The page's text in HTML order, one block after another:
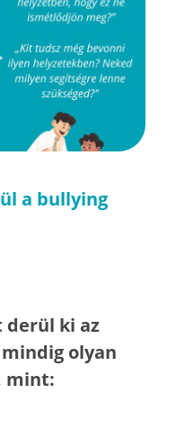
a bullying
derül ki az
olyan
mint: